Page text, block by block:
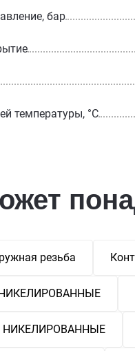
бар
температуры, °С
резьба
НИКЕЛИРОВАННЫЕ
НИКЕЛИРОВАННЫЕ